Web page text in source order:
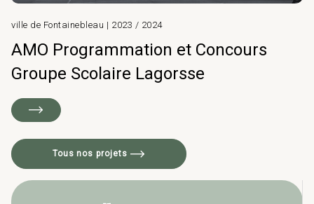
ville de Fontainebleau | 2023 / 2024
AMO Programmation et Concours
Groupe Scolaire Lagorsse
Tous nos projets